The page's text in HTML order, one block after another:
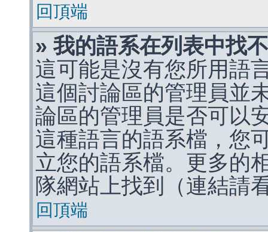
回頂端
» 我的語系在列表中找
這可能是沒有您所用語
這個討論區的管理員並
論區的管理員是否可以
這種語言的語系檔，您
立您的語系檔。更多的
隊網站上找到（連結請
回頂端